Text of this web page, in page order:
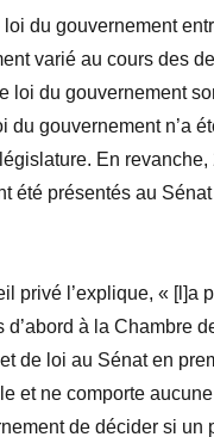
du gouvernement
varié au cours des
loi du gouvernement
du gouvernement n’a
législature. En revanche,
été présentés au Sénat
privé l’explique, « [l]a
à la Chambre
de loi au Sénat en
et ne comporte
de décider si un